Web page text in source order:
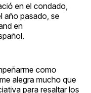
en el condado,
año pasado, se
en
como
alegra mucho que
para resaltar los